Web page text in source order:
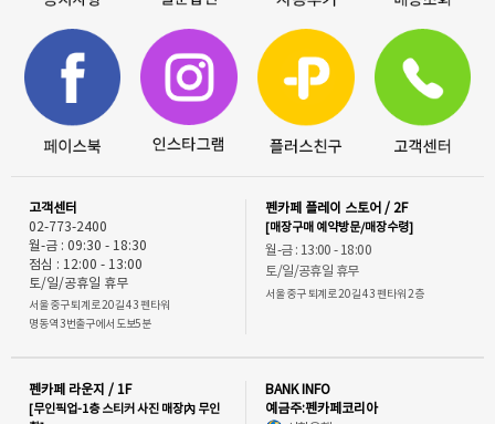
고객센터
02-773-2400
월-금 : 09:30 - 18:30
점심 : 12:00 - 13:00
토/일/공휴일 휴무
서울 중구 퇴계로 20길 43 펜타워
명동역 3번출구에서 도보5분
펜카페 플레이 스토어 / 2F
[매장구매 예약방문/매장수령]
월-금 : 13:00 - 18:00
토/일/공휴일 휴무
서울 중구 퇴계로 20길 43 펜타워 2층
펜카페 라운지 / 1F
[무인픽업-1층 스티커 사진 매장內 무인
BANK INFO
예금주:펜카페코리아